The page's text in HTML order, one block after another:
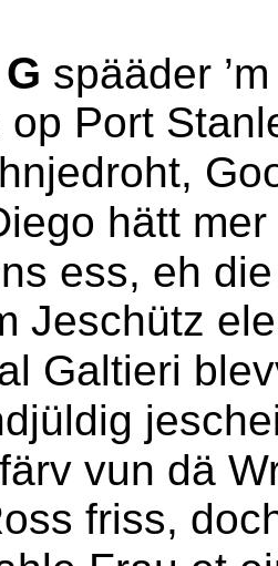
G spääder
Port
hätt
ess, eh
Jeschütz
Galtieri
vun dä
friss,